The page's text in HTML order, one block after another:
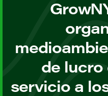
de lucro
servicio a